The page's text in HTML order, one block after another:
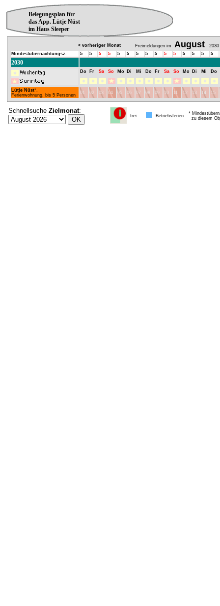
Belegungsplan für
das App. Lütje Nüst
im Haus Sleeper
< vorheriger Monat Freimeldungen im August 2030
Mindestübernachtungsz.
5 5 5 5 5 5 5 5 5 5 5 5 5 5 5
2030
Do Fr Sa So Mo Di Mi Do Fr Sa So Mo Di Mi Do
Lütje Nüst*,
Ferienwohnung, bis 5 Personen
01 02 03 04 05 06 07 08 09 10 11 12 13 14 15
Schnellsuche Zielmonat:
frei Betriebsferien
*
zu diesem